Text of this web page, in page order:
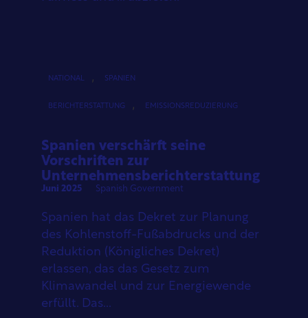
NATIONAL , SPANIEN
BERICHTERSTATTUNG , EMISSIONSREDUZIERUNG
Spanien verschärft seine
Vorschriften zur
Unternehmensberichterstattung
Juni 2025 Spanish Government
Spanien hat das Dekret zur Planung
des Kohlenstoff-Fußabdrucks und der
Reduktion (Königliches Dekret)
erlassen, das das Gesetz zum
Klimawandel und zur Energiewende
erfüllt. Das...